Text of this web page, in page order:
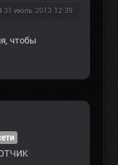
31 июль 2013 12:39
, чтобы